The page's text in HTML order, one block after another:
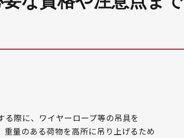
際に、ワイヤーロープ等の吊具を
量のある荷物を高所に吊り上げるため